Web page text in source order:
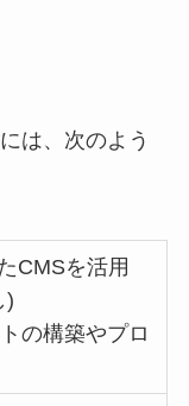
は、次のよう
CMSを活用
)
の構築やプロ